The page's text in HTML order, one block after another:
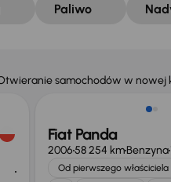
Paliwo
samochodów w nowej
Fiat Panda
200658 254 kmBenzyna
Od pierwszego właściciela